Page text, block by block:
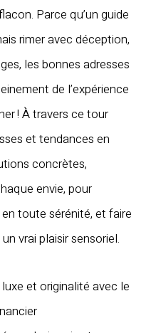
Parce qu’un guide
rimer avec déception,
les bonnes adresses
de l’expérience
! À travers ce tour
et tendances en
concrètes,
envie, pour
toute sérénité, et faire
vrai plaisir sensoriel.
et originalité avec le